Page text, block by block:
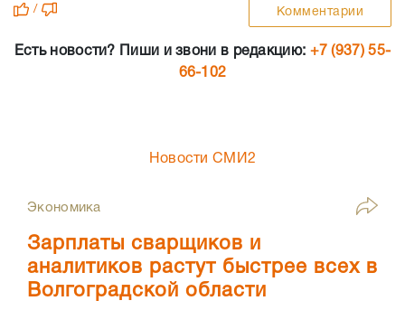
/ Комментарии
Есть новости? Пиши и звони в редакцию: +7 (937) 55-
66-102
Новости СМИ2
Экономика
Зарплаты сварщиков и
аналитиков растут быстрее всех в
Волгоградской области